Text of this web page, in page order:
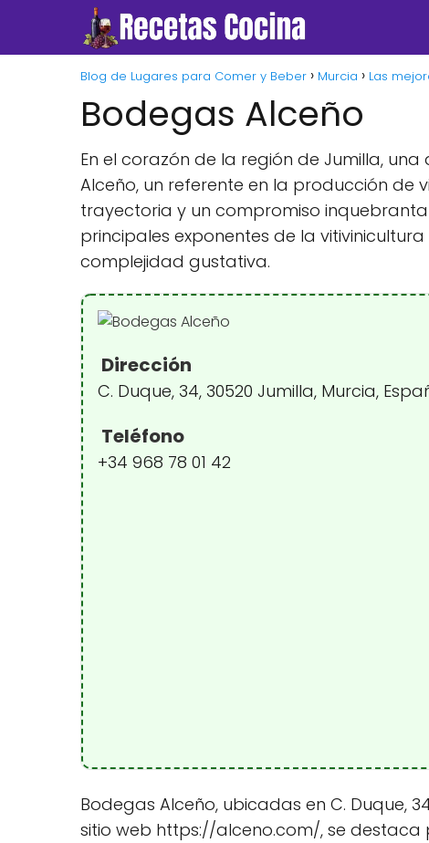
Blog de Lugares para Comer y Beber Murcia Las
Bodegas Alceño
En el corazón de la región de Jumilla,
Alceño, un referente en la producción
trayectoria y un compromiso
principales exponentes de la
complejidad gustativa.
Dirección
C. Duque, 34, 30520 Jumilla, Murcia,
Teléfono
+34 968 78 01 42
Bodegas Alceño, ubicadas en C. Duque,
sitio web https://alceno.com/, se